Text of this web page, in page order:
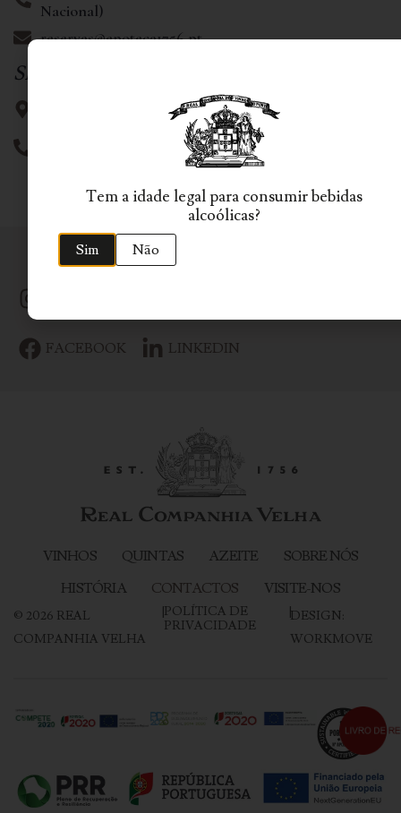
Nacional)
reservas@enoteca1756.pt
SEDE
Rua de Azevedo Magalhães, 314, 4430-022 Vila Nova
+351 223 775 100 (Chamada para Rede Fixa Nacional)
SIGA-NOS
FACEBOOK LINKEDIN
VINHOS QUINTAS AZEITE
SOBRE NÓS
HISTÓRIA
CONTACTOS VISITE-NOS
© 2026 REAL
COMPANHIA VELHA
|POLÍTICA DE
PRIVACIDADE
|DESIGN:
WORKMOVE
Tem a idade legal para consumir bebidas
alcoólicas?
Sim Não